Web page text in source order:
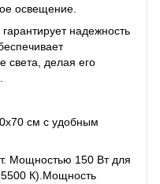
освещение.
надежность
света, делая его
см с удобным
Мощностью 150 Вт для
К).Мощность